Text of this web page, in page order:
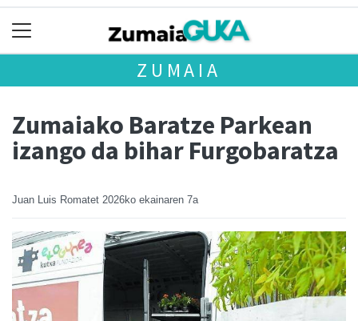
ZUMAIA
Zumaiako Baratze Parkean
izango da bihar Furgobaratza
Juan Luis Romatet 2026ko ekainaren 7a